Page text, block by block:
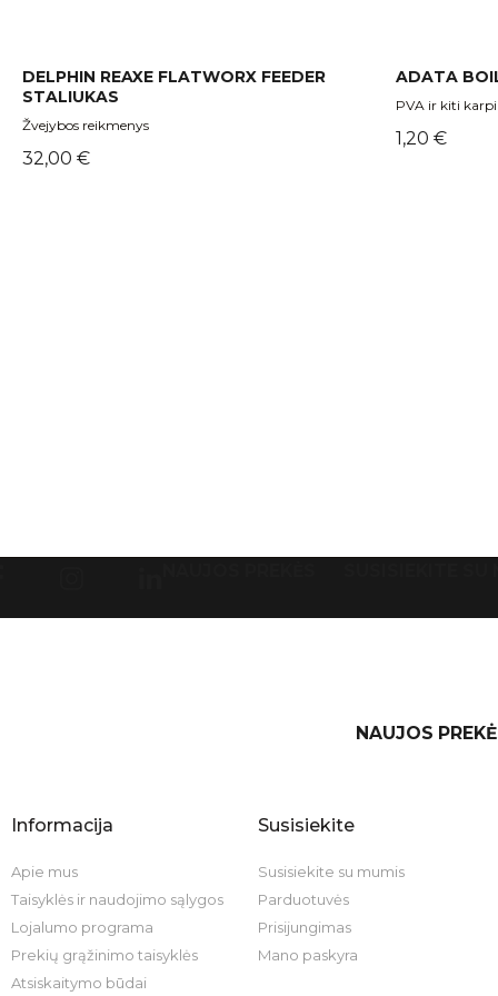
DELPHIN REAXE FLATWORX FEEDER
STALIUKAS
Žvejybos reikmenys
Kaina
32,00 €
ADATA
PVA ir kiti
Kaina
1,20 €
NAUJOS
Informacija
Apie mus
Taisyklės ir naudojimo sąlygos
Lojalumo programa
Prekių grąžinimo taisyklės
Atsiskaitymo būdai
Susisiekite
Susisiekite su mumis
Parduotuvės
Prisijungimas
Mano paskyra